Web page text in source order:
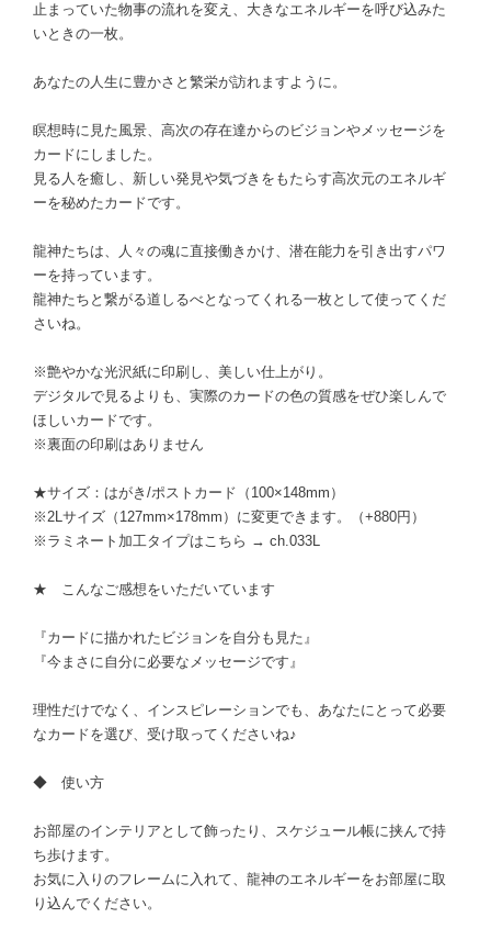
止まっていた物事の流れを変え、大きなエネルギーを呼び込みた
いときの一枚。
あなたの人生に豊かさと繁栄が訪れますように。
瞑想時に見た風景、高次の存在達からのビジョンやメッセージを
カードにしました。
見る人を癒し、新しい発見や気づきをもたらす高次元のエネルギ
ーを秘めたカードです。
龍神たちは、人々の魂に直接働きかけ、潜在能力を引き出すパワ
ーを持っています。
龍神たちと繋がる道しるべとなってくれる一枚として使ってくだ
さいね。
※艶やかな光沢紙に印刷し、美しい仕上がり。
デジタルで見るよりも、実際のカードの色の質感をぜひ楽しんで
ほしいカードです。
※裏面の印刷はありません
★サイズ：はがき/ポストカード（100×148mm）
※2Lサイズ（127mm×178mm）に変更できます。（+880円）
※ラミネート加工タイプはこちら → ch.033L
★ こんなご感想をいただいています
『カードに描かれたビジョンを自分も見た』
『今まさに自分に必要なメッセージです』
理性だけでなく、インスピレーションでも、あなたにとって必要
なカードを選び、受け取ってくださいね♪
◆ 使い方
お部屋のインテリアとして飾ったり、スケジュール帳に挟んで持
ち歩けます。
お気に入りのフレームに入れて、龍神のエネルギーをお部屋に取
り込んでください。